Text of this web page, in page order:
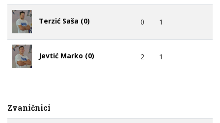
Terzić Saša (0) 0 1
Jevtić Marko (0) 2 1
Zvaničnici